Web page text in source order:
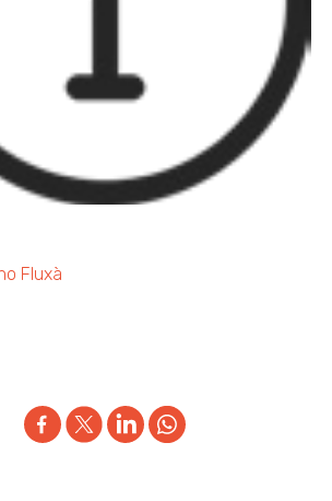
Fluxà